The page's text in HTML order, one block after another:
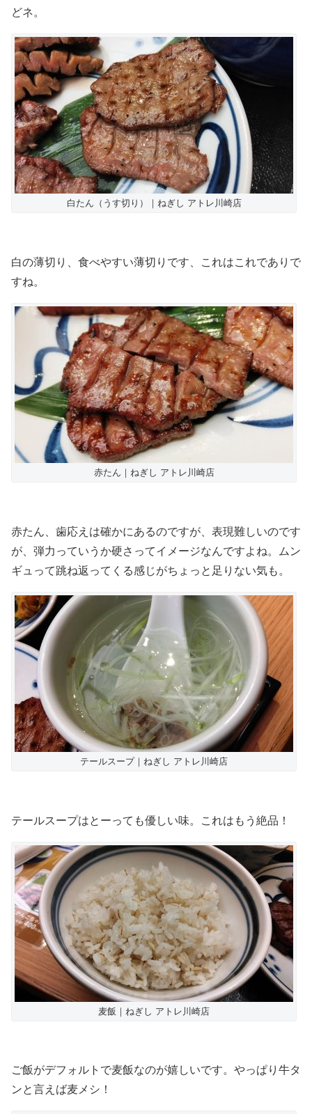
どネ。
白たん（うす切り）｜ねぎし アトレ川崎店
白の薄切り、食べやすい薄切りです、これはこれでありで
すね。
赤たん｜ねぎし アトレ川崎店
赤たん、歯応えは確かにあるのですが、表現難しいのです
が、弾力っていうか硬さってイメージなんですよね。ムン
ギュって跳ね返ってくる感じがちょっと足りない気も。
テールスープ｜ねぎし アトレ川崎店
テールスープはとーっても優しい味。これはもう絶品！
麦飯｜ねぎし アトレ川崎店
ご飯がデフォルトで麦飯なのが嬉しいです。やっぱり牛タ
ンと言えば麦メシ！